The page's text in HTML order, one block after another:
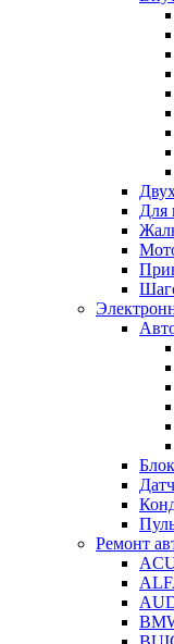
Для
Ремонт